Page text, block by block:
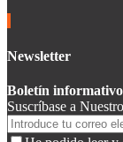
Newsletter
Boletín informativo
Suscríbase a